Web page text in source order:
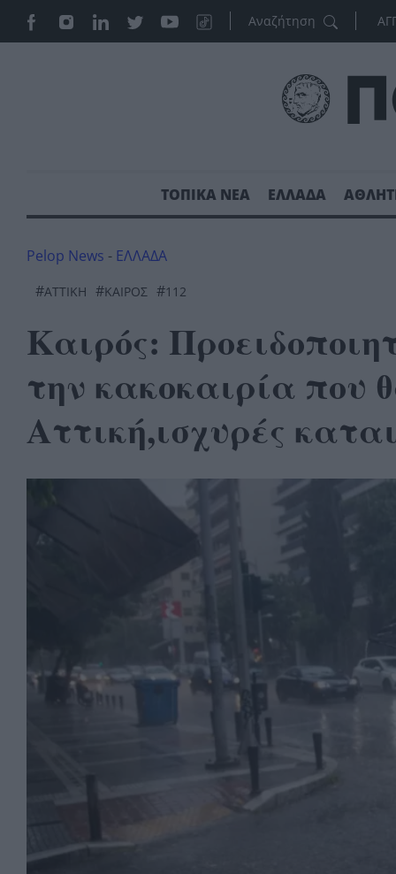
ΤΟΠΙΚΑ ΝΕΑ ΕΛΛΑΔΑ
Pelop News - ΕΛΛΑΔΑ
#ΑΤΤΙΚΉ #ΚΑΙΡΌΣ #112
Καιρός:
την κακοκαιρία που
Αττική,ισχυρές